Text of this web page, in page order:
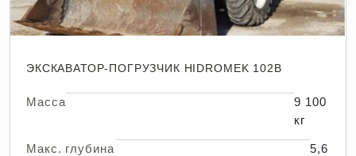
ЭКСКАВАТОР-ПОГРУЗЧИК HIDROMEK 102B
Масса
9 100
кг
Макс. глубина
5,6